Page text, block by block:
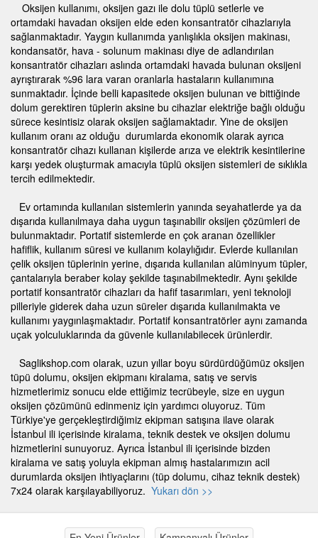
Oksijen kullanımı, oksijen gazı ile dolu tüplü setlerle ve
ortamdaki havadan oksijen elde eden konsantratör cihazlarıyla
sağlanmaktadır. Yaygın kullanımda yanlışlıkla oksijen makinası,
kondansatör, hava - solunum makinası diye de adlandırılan
konsantratör cihazları aslında ortamdaki havada bulunan oksijeni
ayrıştırarak %96 lara varan oranlarla hastaların kullanımına
sunmaktadır. İçinde belli kapasitede oksijen bulunan ve bittiğinde
dolum gerektiren tüplerin aksine bu cihazlar elektriğe bağlı olduğu
sürece kesintisiz olarak oksijen sağlamaktadır. Yine de oksijen
kullanım oranı az olduğu durumlarda ekonomik olarak ayrıca
konsantratör cihazı kullanan kişilerde arıza ve elektrik kesintilerine
karşı yedek oluşturmak amacıyla tüplü oksijen sistemleri de sıklıkla
tercih edilmektedir.
Ev ortamında kullanılan sistemlerin yanında seyahatlerde ya da
dışarıda kullanılmaya daha uygun taşınabilir oksijen çözümleri de
bulunmaktadır. Portatif sistemlerde en çok aranan özellikler
hafiflik, kullanım süresi ve kullanım kolaylığıdır. Evlerde kullanılan
çelik oksijen tüplerinin yerine, dışarıda kullanılan alüminyum tüpler,
çantalarıyla beraber kolay şekilde taşınabilmektedir. Aynı şekilde
portatif konsantratör cihazları da hafif tasarımları, yeni teknoloji
pilleriyle giderek daha uzun süreler dışarıda kullanılmakta ve
kullanımı yaygınlaşmaktadır. Portatif konsantratörler aynı zamanda
uçak yolculuklarında da güvenle kullanılabilecek ürünlerdir.
Saglikshop.com olarak, uzun yıllar boyu sürdürdüğümüz oksijen
tüpü dolumu, oksijen ekipmanı kiralama, satış ve servis
hizmetlerimiz sonucu elde ettiğimiz tecrübeyle, size en uygun
oksijen çözümünü edinmeniz için yardımcı oluyoruz. Tüm
Türkiye'ye gerçekleştirdiğimiz ekipman satışına ilave olarak
İstanbul ili içerisinde kiralama, teknik destek ve oksijen dolumu
hizmetlerini sunuyoruz. Ayrıca İstanbul ili içerisinde bizden
kiralama ve satış yoluyla ekipman almış hastalarımızın acil
durumlarda oksijen ihtiyaçlarını (tüp dolumu, cihaz teknik destek)
7x24 olarak karşılayabiliyoruz. Yukarı dön >>